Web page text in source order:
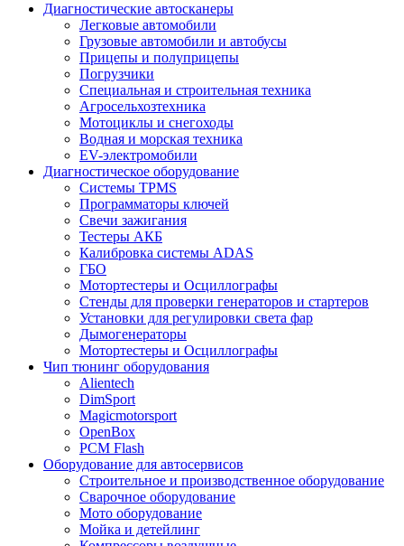
Диагностические автосканеры
Легковые автомобили
Грузовые автомобили и автобусы
Прицепы и полуприцепы
Погрузчики
Специальная и строительная техника
Агросельхозтехника
Мотоциклы и снегоходы
Водная и морская техника
EV-электромобили
Диагностическое оборудование
Системы TPMS
Программаторы ключей
Свечи зажигания
Тестеры АКБ
Калибровка системы ADAS
ГБО
Мотортестеры и Осциллографы
Стенды для проверки генераторов и стартеров
Установки для регулировки света фар
Дымогенераторы
Мотортестеры и Осциллографы
Чип тюнинг оборудования
Alientech
DimSport
Magicmotorsport
OpenBox
PCM Flash
Оборудование для автосервисов
Строительное и производственное оборудование
Сварочное оборудование
Мото оборудование
Мойка и детейлинг